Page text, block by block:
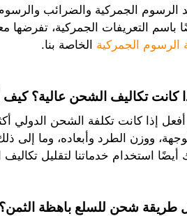
الرسوم الجمركية والضرائب
باسم التعريفات الجمركية،
الرسوم الجمركية الخاصة بنا.
كانت تكاليف الشحن عالية؟
إذا كانت تكلفة الشحن الدولي
ووزن الطرد وأبعاده، وما
أيضًا استخدام خدماتنا لتقليل
طريقة شحن للسلع باهظة الثمن؟